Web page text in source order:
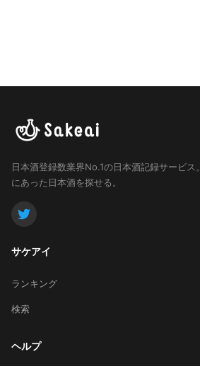
日本酒登録数業界No.1の日本酒記録サービス。
にあった日本酒を探せる。
サケアイ
ランキング
検索
ヘルプ